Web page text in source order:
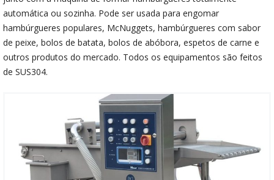
automática ou sozinha. Pode ser usada para engomar
hambúrgueres populares, McNuggets, hambúrgueres com sabor
de peixe, bolos de batata, bolos de abóbora, espetos de carne e
outros produtos do mercado. Todos os equipamentos são feitos
de SUS304.